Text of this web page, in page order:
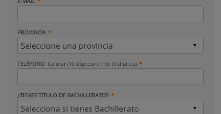
PROVINCIA
TELÉFONO Celular (10 dígitos) o Fijo (9 dígitos)
¿TIENES TÍTULO DE BACHILLERATO?